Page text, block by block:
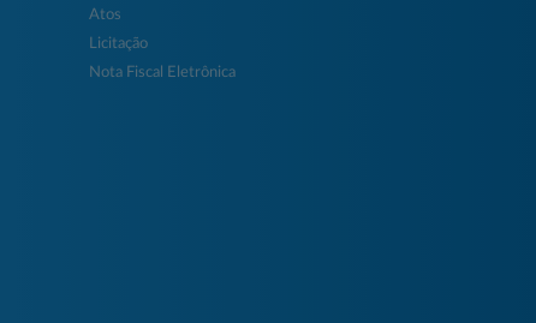
Atos
Licitação
Nota Fiscal Eletrônica